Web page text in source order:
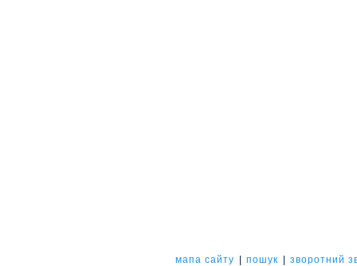
мапа сайту пошук зворотний